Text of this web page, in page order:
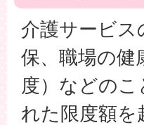
介護サービス
保、職場の健
度）などの
れた限度額